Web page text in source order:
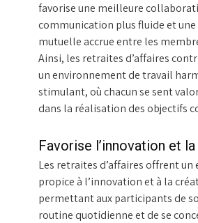
favorise une meilleure
communication plus fluide et
mutuelle accrue entre les
Ainsi, les retraites d’affaires
un environnement de travail
stimulant, où chacun se sent
dans la réalisation des objectifs
Favorise l’innovation et
Les retraites d’affaires offrent
propice à l’innovation et à la
permettant aux participants de
routine quotidienne et de se